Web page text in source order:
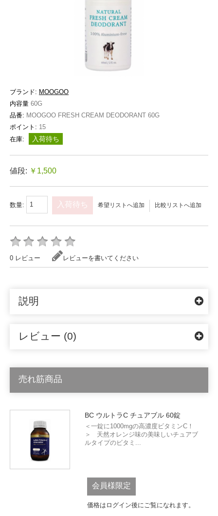
ブランド: MOOGOO
内容量 60G
品番: MOOGOO FRESH CREAM DEODORANT 60G
ポイント: 15
在庫:
入荷待ち
値段: ￥1,500
数量: 入荷待ち 希望リストへ追加 比較リストへ追加
0 レビュー レビューを書いてください
説明
レビュー (0)
売れ筋商品
BC ウルトラC チュアブル 60錠
＜一錠に1000mgの高濃度ビタミンC！
＞ 天然オレンジ味の美味しいチュアブ
ルタイプのビタミ...
会員様限定
価格はログイン後にご覧になれます。